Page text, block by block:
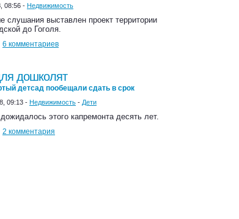
08:56 - Недвижимость
слушания выставлен проект территории
до Гоголя.
6 комментариев
дошколят
детсад пообещали сдать в срок
09:13 - Недвижимость - Дети
этого капремонта десять лет.
2 комментария